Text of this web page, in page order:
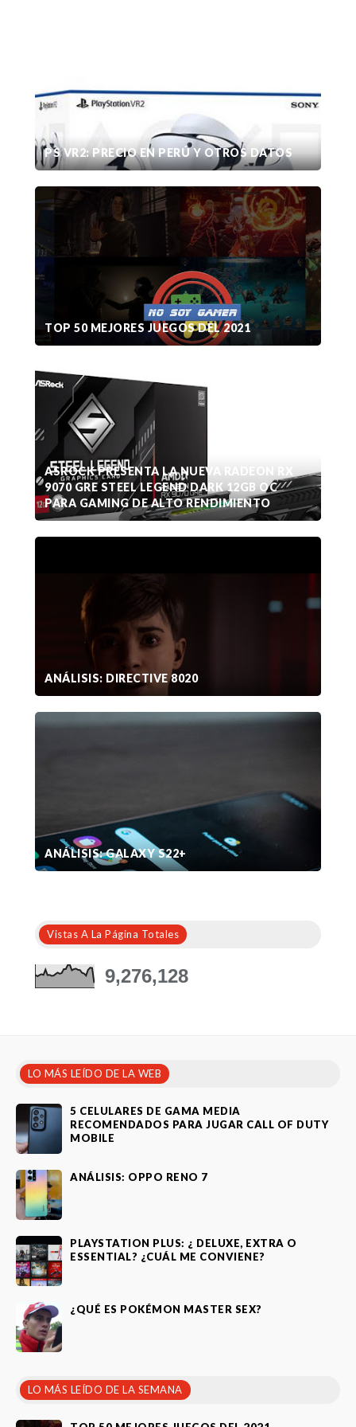
PS VR2: PRECIO EN PERÚ Y OTROS DATOS
TOP 50 MEJORES JUEGOS DEL 2021
ASROCK PRESENTA LA NUEVA RADEON RX
9070 GRE STEEL LEGEND DARK 12GB OC
PARA GAMING DE ALTO RENDIMIENTO
ANÁLISIS: DIRECTIVE 8020
ANÁLISIS: GALAXY S22+
Vistas A La Página Totales
9,276,128
LO MÁS LEÍDO DE LA WEB
5 CELULARES DE GAMA MEDIA
RECOMENDADOS PARA JUGAR CALL OF DUTY
MOBILE
ANÁLISIS: OPPO RENO 7
PLAYSTATION PLUS: ¿ DELUXE, EXTRA O
ESSENTIAL? ¿CUÁL ME CONVIENE?
¿QUÉ ES POKÉMON MASTER SEX?
LO MÁS LEÍDO DE LA SEMANA